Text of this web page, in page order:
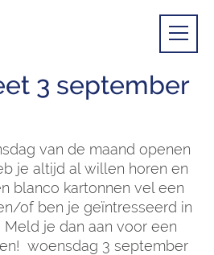
3 september
van de maand openen
je altijd al willen horen en
blanco kartonnen vel een
of ben je geïntresseerd in
Meld je dan aan voor een
woensdag 3 september